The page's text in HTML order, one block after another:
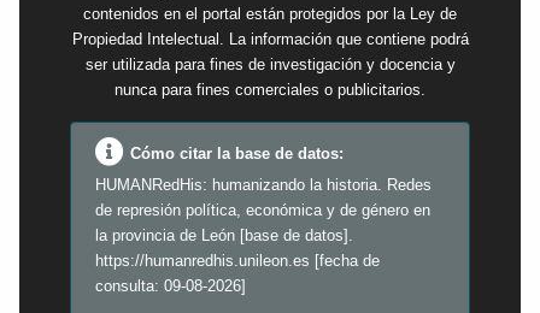
contenidos en el portal están protegidos por la Ley de
Propiedad Intelectual. La información que contiene podrá
ser utilizada para fines de investigación y docencia y
nunca para fines comerciales o publicitarios.
Cómo citar la base de datos:
HUMANRedHis: humanizando la historia. Redes
de represión política, económica y de género en
la provincia de León [base de datos].
https://humanredhis.unileon.es [fecha de
consulta: 09-08-2026]